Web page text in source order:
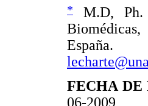
*
M.D, Ph.
España.
FECHA DE
06-2009